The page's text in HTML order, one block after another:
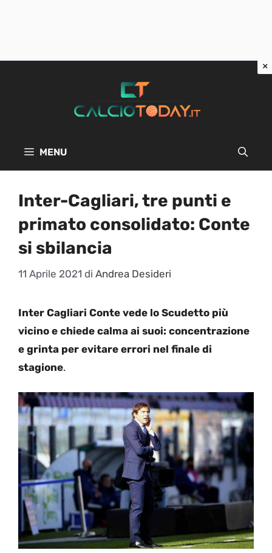
MENU
Inter-Cagliari, tre punti e
primato consolidato: Conte
si sbilancia
11 Aprile 2021 di Andrea Desideri
Inter Cagliari Conte vede lo Scudetto più
vicino e chiede calma ai suoi: concentrazione
e grinta per evitare errori nel finale di
stagione.